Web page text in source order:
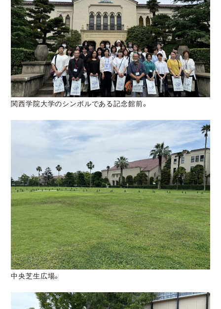
関西学院大学のシンボルである記念館前。
中央芝生広場。